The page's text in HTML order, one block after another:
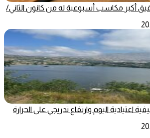
أكبر مكاسب أسبوعية له من كانون الثاني/
اعتيادية اليوم وارتفاع تدريجي على الحرارة